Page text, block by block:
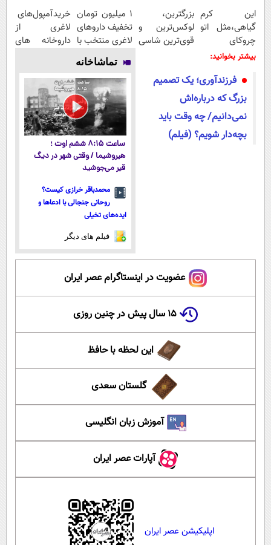
این کرم
گیاهی،مثل اتو
چروکای
پوستتوصاف
بزرگترین،
لوکس‌ترین و
قوی‌ترین شاسی
شد
۱ میلیون تومان
تخفیف داروهای
لاغری منتخب با
ارسال از
داروخانه
نزدیکت
خریدآمپول‌های
لاغری از
داروخانه های
پک یخ!
بیشتر بخوانید:
فرزندآوری؛ یک تصمیم
بزرگ که درباره‌اش
نمی‌دانیم/ چه وقت باید
بچه‌دار شویم؟ (فیلم)
تماشاخانه
ساعت ۸:۱۵ ششم اوت ؛
هیروشیما / وقتی شهر در دیگ
قیر می‌جوشید
محمدباقر خرازی کیست؟
روحانی جنجالی با ادعاها و
ایده‌های تخیلی
فیلم های دیگر
عضویت در اینستاگرام عصر ایران
۱۵ سال پیش در چنین روزی
این لحظه با حافظ
گلستان سعدی
آموزش زبان انگلیسی
آپارات عصر ایران
اپلیکیشن عصر ایران